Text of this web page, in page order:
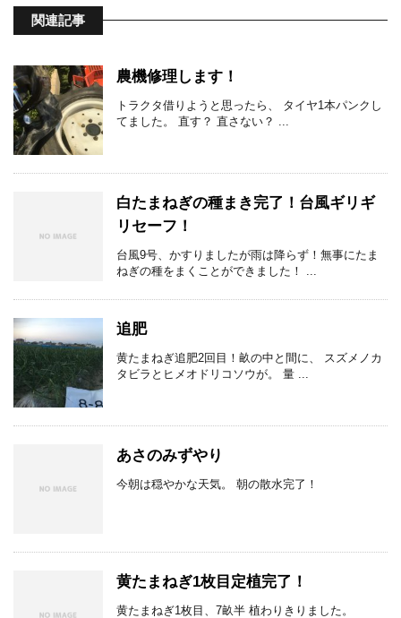
関連記事
農機修理します！
トラクタ借りようと思ったら、 タイヤ1本パンクし
てました。 直す？ 直さない？ ...
白たまねぎの種まき完了！台風ギリギ
リセーフ！
台風9号、かすりましたが雨は降らず！無事にたま
ねぎの種をまくことができました！ ...
追肥
黄たまねぎ追肥2回目！畝の中と間に、 スズメノカ
タビラとヒメオドリコソウが。 量 ...
あさのみずやり
今朝は穏やかな天気。 朝の散水完了！
黄たまねぎ1枚目定植完了！
黄たまねぎ1枚目、7畝半 植わりきりました。